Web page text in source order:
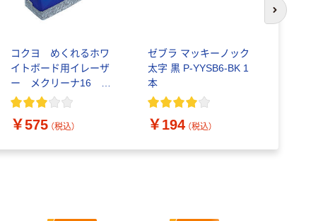
コクヨ めくれるホワ
イトボード用イレーザ
ー メクリーナ16 本
体 大 RA-31
￥575 （税込）
ゼブラ マッキーノック
太字 黒 P-YYSB6-BK 1
本
￥194 （税込）
次のスライド